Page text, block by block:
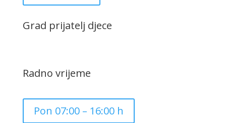
Grad prijatelj djece
Radno vrijeme
Pon 07:00 – 16:00 h